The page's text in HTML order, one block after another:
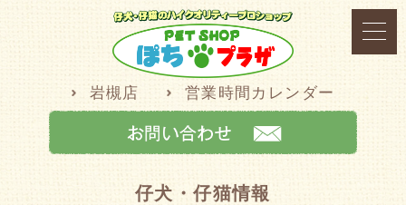
岩槻店 営業時間カレンダー
仔犬・仔猫情報